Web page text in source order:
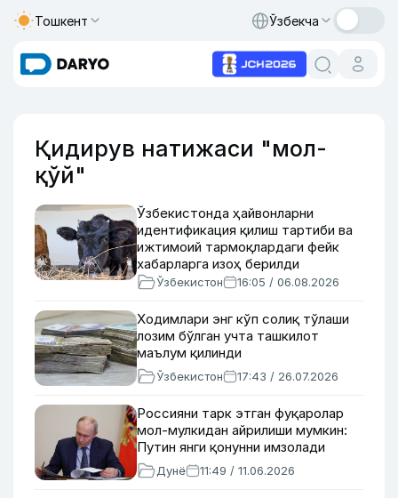
Тошкент Ўзбекча
Қидирув натижаси "мол-
қўй"
Ўзбекистонда ҳайвонларни
идентификация қилиш тартиби ва
ижтимоий тармоқлардаги фейк
хабарларга изоҳ берилди
Ўзбекистон 16:05 / 06.08.2026
Ходимлари энг кўп солиқ тўлаши
лозим бўлган учта ташкилот
маълум қилинди
Ўзбекистон 17:43 / 26.07.2026
Россияни тарк этган фуқаролар
мол-мулкидан айрилиши мумкин:
Путин янги қонунни имзолади
Дунё 11:49 / 11.06.2026